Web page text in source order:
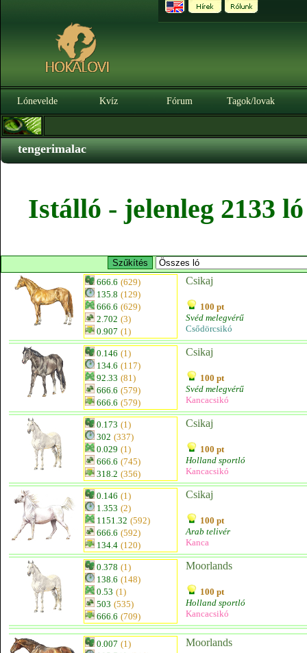
Lónevelde Kvíz Fórum Tagok/lovak
tengerimalac
Istálló - jelenleg 2133
666.6 (629)
135.8 (129)
666.6 (629)
2.702 (3)
0.907 (1)
Csikaj
100 pt
Svéd melegvérű
Csődörcsikó
0.146 (1)
134.6 (117)
92.33 (81)
666.6 (579)
666.6 (579)
Csikaj
100 pt
Svéd melegvérű
Kancacsikó
0.173 (1)
302 (337)
0.029 (1)
666.6 (745)
318.2 (356)
Csikaj
100 pt
Holland sportló
Kancacsikó
0.146 (1)
1.353 (2)
1151.32 (592)
666.6 (592)
134.4 (120)
Csikaj
100 pt
Arab telivér
Kanca
0.378 (1)
138.6 (148)
0.53 (1)
503 (535)
666.6 (709)
Moorlands
100 pt
Holland sportló
Kancacsikó
0.007 (1)
Moorlands